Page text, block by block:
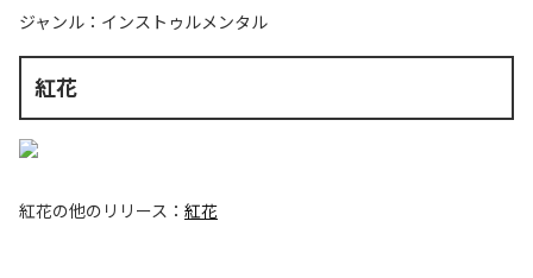
ジャンル： インストゥルメンタル
紅花
紅花の他のリリース： 紅花